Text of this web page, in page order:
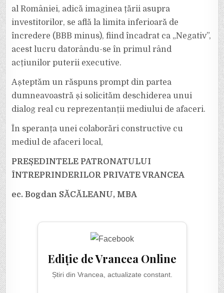
al României, adică imaginea țării asupra
investitorilor, se află la limita inferioară de
încredere (BBB minus), fiind încadrat ca „Negativ”,
acest lucru datorându-se în primul rând
acțiunilor puterii executive.
Așteptăm un răspuns prompt din partea
dumneavoastră și solicităm deschiderea unui
dialog real cu reprezentanții mediului de afaceri.
În speranța unei colaborări constructive cu
mediul de afaceri local,
PREȘEDINTELE PATRONATULUI
ÎNTREPRINDERILOR PRIVATE VRANCEA
ec. Bogdan SĂCĂLEANU, MBA
Ediție de Vrancea Online
Știri din Vrancea, actualizate constant.